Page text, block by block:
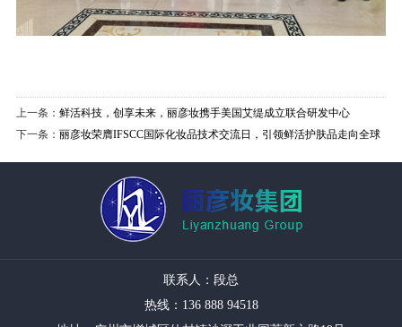
上一条： 鲜活科技，创享未来，丽彦妆携手美国艾缇成立联合研发中心
下一条： 丽彦妆荣膺IFSCC国际化妆品技术交流日，引领鲜活护肤品走向全球
联系人：段总
热线：136 888 94518